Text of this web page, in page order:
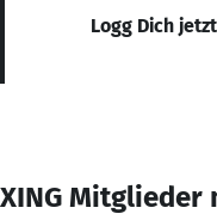
Logg Dich
XING Mitglieder